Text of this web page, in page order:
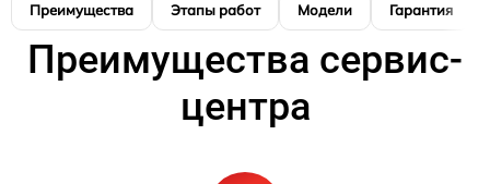
Преимущества Этапы работ Модели Гарантия
Преимущества сервис-
центра